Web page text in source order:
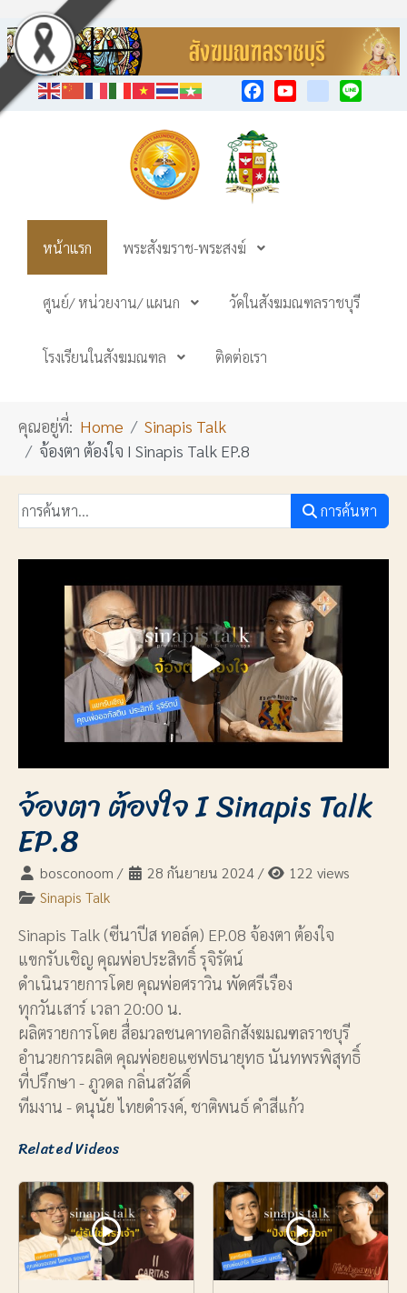
หน้าแรก พระสังฆราช-พระสงฆ์
ศูนย์/ หน่วยงาน/ แผนก วัดในสังฆมณฑลราชบุรี
โรงเรียนในสังฆมณฑล ติดต่อเรา
คุณอยู่ที่: Home
Sinapis Talk
จ้องตา ต้องใจ I Sinapis Talk EP.8
การค้นหา
จ้องตา ต้องใจ I Sinapis Talk
EP.8
bosconoom / 28 กันยายน 2024/
122 views
Sinapis Talk
Sinapis Talk (ซีนาปีส ทอล์ค) EP.08 จ้องตา ต้องใจ
แขกรับเชิญ คุณพ่อประสิทธิ์ รุจิรัตน์
ดำเนินรายการโดย คุณพ่อศราวิน พัดศรีเรือง
ทุกวันเสาร์ เวลา 20:00 น.
ผลิตรายการโดย สื่อมวลชนคาทอลิกสังฆมณฑลราชบุรี
อำนวยการผลิต คุณพ่อยอแซฟธนายุทธ นันทพรพิสุทธิ์
ที่ปรึกษา - ภูวดล กลิ่นสวัสดิ์
ทีมงาน - ดนุนัย ไทยดำรงค์, ชาติพนธ์ คำสีแก้ว
Related Videos